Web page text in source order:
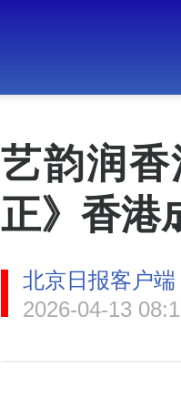
艺韵润
正》香港
北京日报客户端
2026-04-13